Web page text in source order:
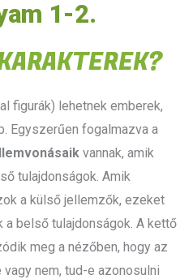
1-2.
figurák) lehetnek emberek,
Egyszerűen fogalmazva a
vannak, amik
tulajdonságok. Amik
a külső jellemzők, ezeket
belső tulajdonságok. A kettő
meg a nézőben, hogy az
nem, tud-e azonosulni